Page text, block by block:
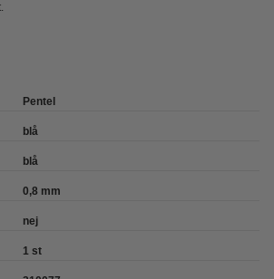
Pentel
blå
blå
0,8 mm
nej
1 st